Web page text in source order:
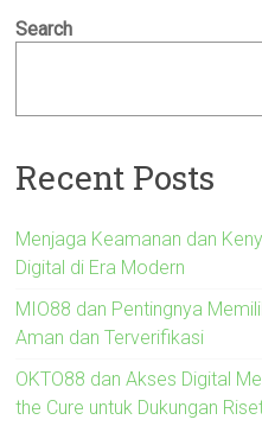
Search
Recent Posts
Menjaga Keamanan dan
Digital di Era Modern
MIO88 dan Pentingnya
Aman dan Terverifikasi
OKTO88 dan Akses Digital
the Cure untuk Dukungan